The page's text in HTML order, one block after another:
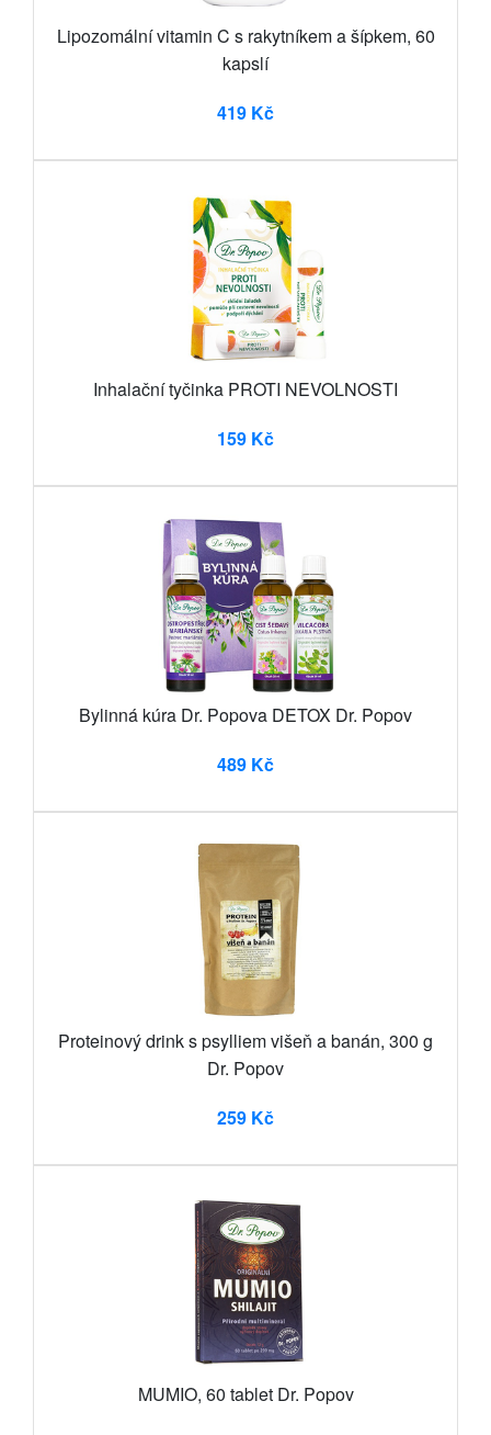
Lipozomální vitamin C s rakytníkem a šípkem, 60
kapslí
419 Kč
Inhalační tyčinka PROTI NEVOLNOSTI
159 Kč
Bylinná kúra Dr. Popova DETOX Dr. Popov
489 Kč
Proteinový drink s psylliem višeň a banán, 300 g
Dr. Popov
259 Kč
MUMIO, 60 tablet Dr. Popov